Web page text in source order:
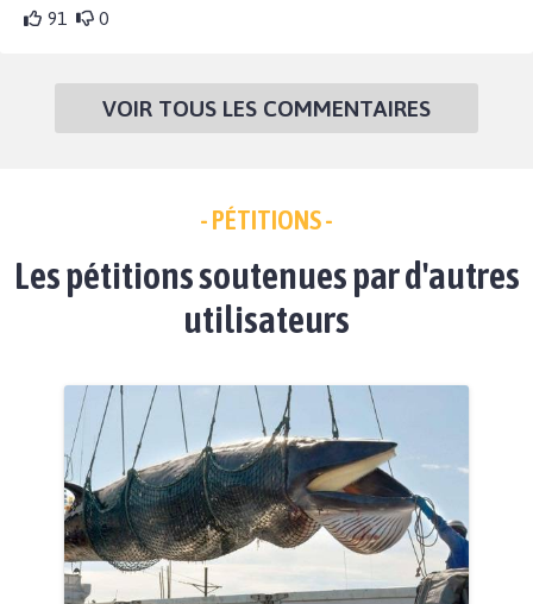
91 0
VOIR TOUS LES COMMENTAIRES
- PÉTITIONS -
Les pétitions soutenues par d'autres
utilisateurs